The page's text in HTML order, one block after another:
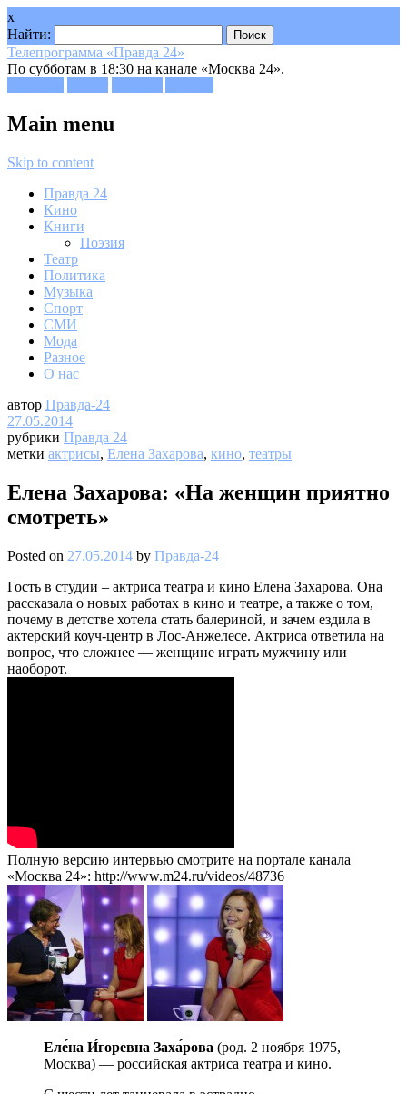
x
Найти:
Телепрограмма «Правда 24»
По субботам в 18:30 на канале «Москва 24».
Main menu
Skip to content
Правда 24
Кино
Книги
Поэзия
Театр
Политика
Музыка
Спорт
СМИ
Мода
Разное
О нас
автор Правда-24
27.05.2014
рубрики Правда 24
метки актрисы, Елена Захарова, кино, театры
Елена Захарова: «На женщин приятно
смотреть»
Posted on 27.05.2014 by Правда-24
Гость в студии – актриса театра и кино Елена Захарова. Она
рассказала о новых работах в кино и театре, а также о том,
почему в детстве хотела стать балериной, и зачем ездила в
актерский коуч-центр в Лос-Анжелесе. Актриса ответила на
вопрос, что сложнее — женщине играть мужчину или
наоборот.
Полную версию интервью смотрите на портале канала
«Москва 24»: http://www.m24.ru/videos/48736
Еле́на И́горевна Заха́рова (род. 2 ноября 1975,
Москва) — российская актриса театра и кино.